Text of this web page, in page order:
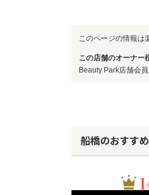
このページの情報は
この店舗のオーナー
Beauty Park店舗会
船橋のおすす
1